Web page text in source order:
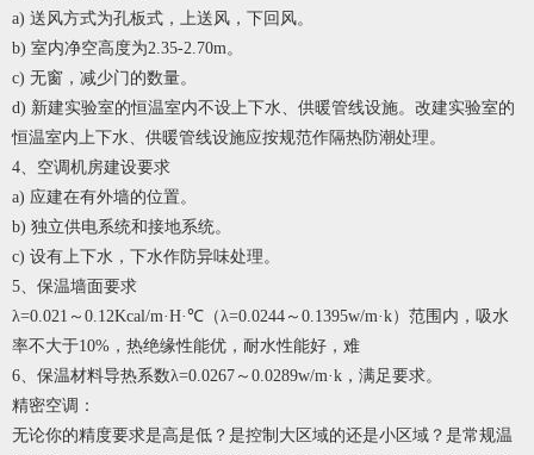
a) 送风方式为孔板式，上送风，下回风。
b) 室内净空高度为2.35-2.70m。
c) 无窗，减少门的数量。
d) 新建实验室的恒温室内不设上下水、供暖管线设施。改建实验室的
恒温室内上下水、供暖管线设施应按规范作隔热防潮处理。
4、空调机房建设要求
a) 应建在有外墙的位置。
b) 独立供电系统和接地系统。
c) 设有上下水，下水作防异味处理。
5、保温墙面要求
λ=0.021～0.12Kcal/m·H·℃（λ=0.0244～0.1395w/m·k）范围内，吸水
率不大于10%，热绝缘性能优，耐水性能好，难
6、保温材料导热系数λ=0.0267～0.0289w/m·k，满足要求。
精密空调：
无论你的精度要求是高是低？是控制大区域的还是小区域？是常规温